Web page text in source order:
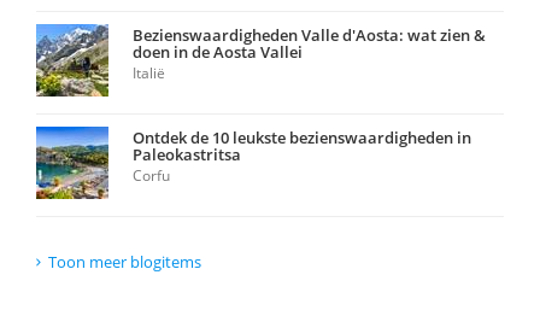
Bezienswaardigheden Valle d'Aosta: wat zien &
doen in de Aosta Vallei
Italië
Ontdek de 10 leukste bezienswaardigheden in
Paleokastritsa
Corfu
Toon meer blogitems